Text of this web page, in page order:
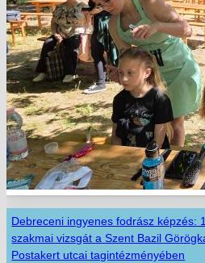
Debreceni ingyenes fodrász képzés:
szakmai vizsgát a Szent Bazil
Postakert utcai tagintézményében